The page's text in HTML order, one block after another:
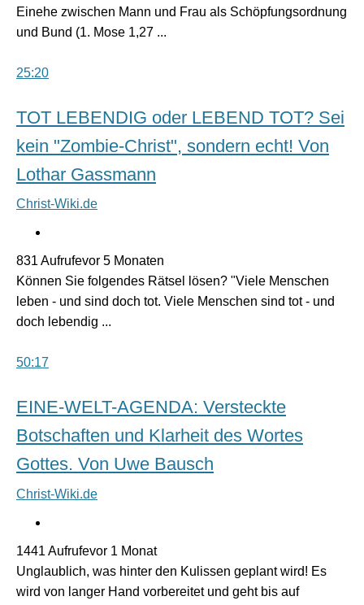
Einehe zwischen Mann und Frau als Schöpfungsordnung
und Bund (1. Mose 1,27 ...
25:20
TOT LEBENDIG oder LEBEND TOT? Sei
kein "Zombie-Christ", sondern echt! Von
Lothar Gassmann
Christ-Wiki.de
831 Aufrufevor 5 Monaten
Können Sie folgendes Rätsel lösen? "Viele Menschen
leben - und sind doch tot. Viele Menschen sind tot - und
doch lebendig ...
50:17
EINE-WELT-AGENDA: Versteckte
Botschaften und Klarheit des Wortes
Gottes. Von Uwe Bausch
Christ-Wiki.de
1441 Aufrufevor 1 Monat
Unglaublich, was hinter den Kulissen geplant wird! Es
wird von langer Hand vorbereitet und geht bis auf